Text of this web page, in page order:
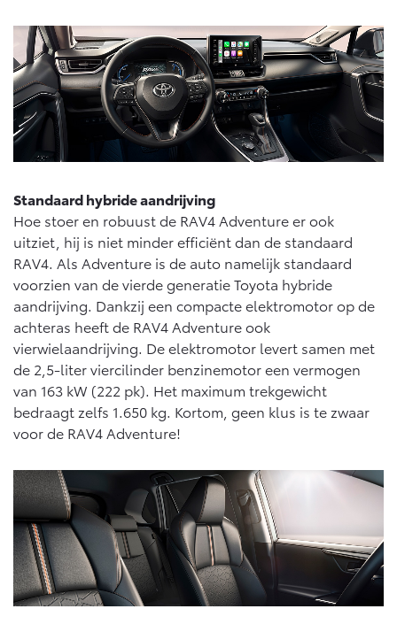
Vanaf € 39.995,- Vanaf € 48.995,-
Mirai
WATERSTOF-ELEKTRISCH
Vanaf € 76.695,-
Proace City (excl. BTW)
OOK ALS BATTERIJ-
ELEKTRISCH
Vanaf € 27.945,-
Proace (excl. BTW)
OOK ALS BATTERIJ-
ELEKTRISCH
Proace Verso
BATTERIJ-ELEKTRISCH
Proace Max (excl. BTW)
OOK ALS BATTERIJ-
ELEKTRISCH
Hilux (excl. BTW)
OOK ALS BATTERIJ-
ELEKTRISCH
Standaard hybride aandrijving
Hoe stoer en robuust de RAV4 Adventure er ook
uitziet, hij is niet minder efficiënt dan de standaard
RAV4. Als Adventure is de auto namelijk standaard
voorzien van de vierde generatie Toyota hybride
aandrijving. Dankzij een compacte elektromotor op de
achteras heeft de RAV4 Adventure ook
vierwielaandrijving. De elektromotor levert samen met
de 2,5-liter viercilinder benzinemotor een vermogen
van 163 kW (222 pk). Het maximum trekgewicht
bedraagt zelfs 1.650 kg. Kortom, geen klus is te zwaar
voor de RAV4 Adventure!